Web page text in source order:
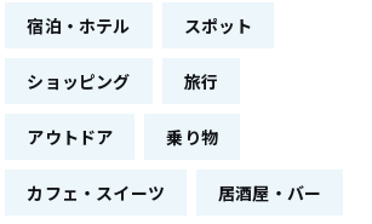
宿泊・ホテル スポット
ショッピング 旅行
アウトドア 乗り物
カフェ・スイーツ 居酒屋・バー